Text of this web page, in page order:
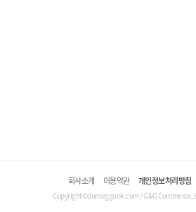
회사소개 이용약관 개인정보처리방침
Copyright©domeggook.com / G&G Commerce,